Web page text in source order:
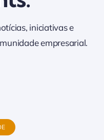
iniciativas e
empresarial.